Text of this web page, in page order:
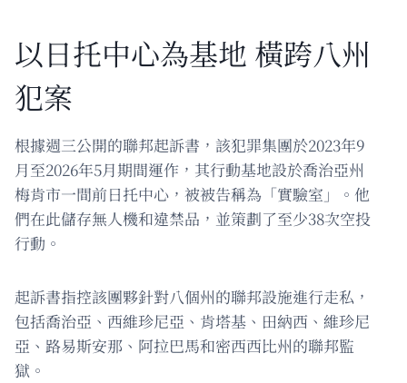
以日托中心為基地 橫跨八州
犯案
根據週三公開的聯邦起訴書，該犯罪集團於2023年9
月至2026年5月期間運作，其行動基地設於喬治亞州
梅肯市一間前日托中心，被被告稱為「實驗室」。他
們在此儲存無人機和違禁品，並策劃了至少38次空投
行動。
起訴書指控該團夥針對八個州的聯邦設施進行走私，
包括喬治亞、西維珍尼亞、肯塔基、田納西、維珍尼
亞、路易斯安那、阿拉巴馬和密西西比州的聯邦監
獄。